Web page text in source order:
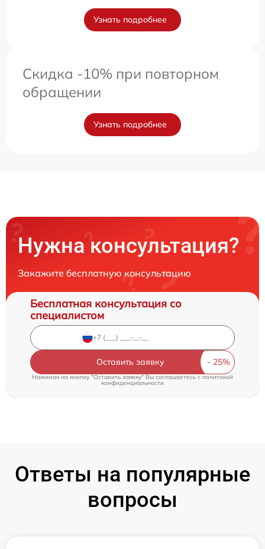
Узнать подробнее
Скидка -10% при повторном
обращении
Узнать подробнее
Нужна консультация?
Закажите бесплатную консультацию
Бесплатная консультация со
специалистом
Оставить заявку
Нажимая на кнопку "Оставить заявку" Вы соглашаетесь cполитикой
конфиденциальности
Ответы на популярные
вопросы